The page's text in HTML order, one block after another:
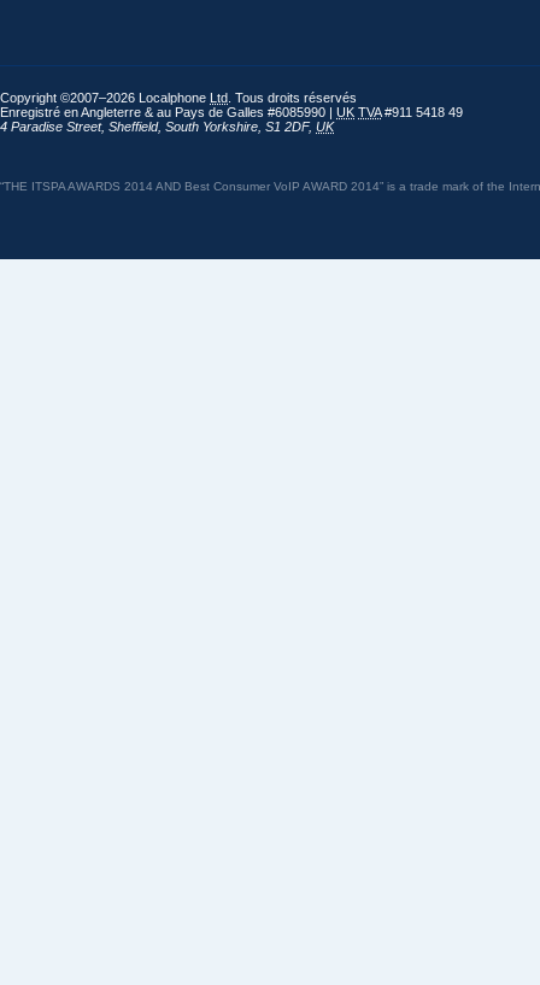
Copyright ©2007–2026 Localphone Ltd . Tous droits réservés
Enregistré en Angleterre & au Pays de Galles #6085990 | UK TVA#911 5418 49
4 Paradise Street, Sheffield, South Yorkshire S1 2DF, UK
“THE ITSPA AWARDS 2014 AND Best Consumer VoIP AWARD 2014” is a trade mark of the